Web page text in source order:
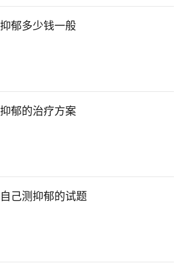
抑郁多少钱一般
抑郁的治疗方案
自己测抑郁的试题